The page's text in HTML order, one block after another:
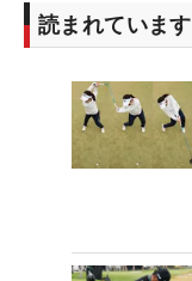
読まれています